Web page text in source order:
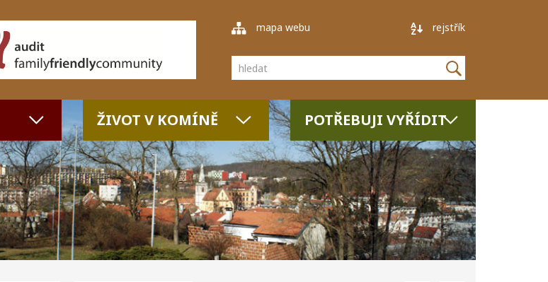
mapa webu rejstřík
Vyhledávání
ŽIVOT V KOMÍNĚ POTŘEBUJI VYŘÍDIT